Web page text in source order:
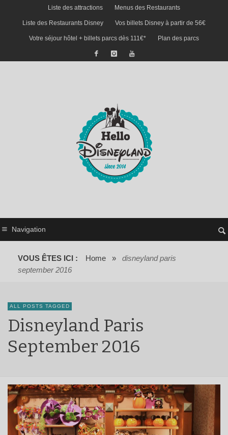
Liste des attractions Menus des Restaurants
Liste des Restaurants Disney Vos billets Disney à partir de 56€
Votre séjour hôtel + billets parcs dès 111€* Plan des parcs
Navigation
VOUS ÊTES ICI : Home »
disneyland paris
september 2016
ALL POSTS TAGGED
Disneyland Paris
September 2016